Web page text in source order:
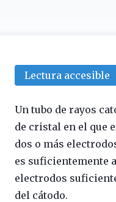
Lectura accesible
Un tubo de rayos
de cristal en el que
dos o más
es suficientemente
electrodos
del cátodo.